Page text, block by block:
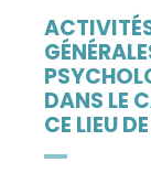
DANS LE
CE LIEU